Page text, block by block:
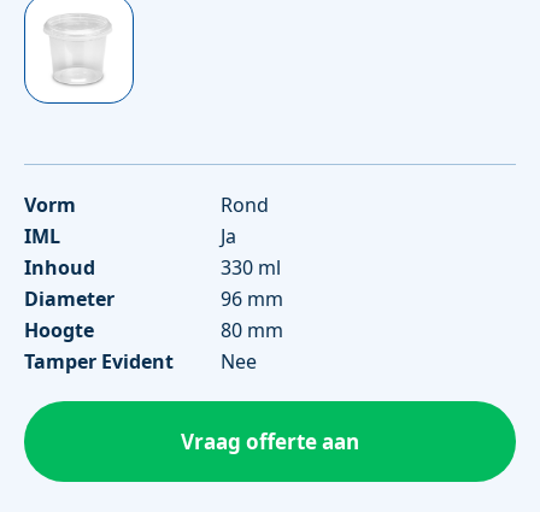
Vorm
Rond
IML
Ja
Inhoud
330 ml
Diameter
96 mm
Hoogte
80 mm
Tamper Evident
Nee
Vraag offerte aan